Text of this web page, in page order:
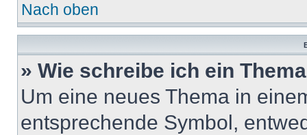
Nach oben
» Wie schreibe ich ein
Um eine neues Thema in
entsprechende Symbol,